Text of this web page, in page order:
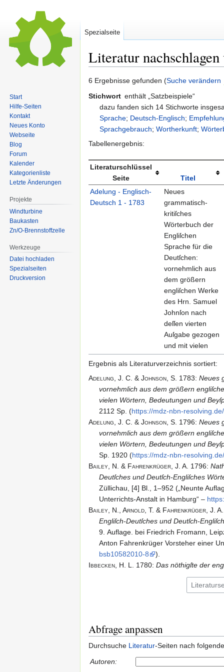
Literatur nachschlagen
Zur
Zur
6 Ergebnisse gefunden (Suche verändern
Stichwort enthält „Satzbeispiele“
dazu fanden sich 14 Stichworte
Sprache; Deutsch-Englisch;
Sprachgebrauch;Wortherkunft;
Tabellenergebnis:
Literaturschlüssel
Seite
Titel
Adelung - Englisch-
Deutsch 1 - 1783
Neues
grammatisch-
kritiſches
Wörterbuch der
Engliſchen
Sprache für die
Deutſchen:
vornehmlich aus
dem größern
engliſchen Werke
des Hrn. Samuel
Johnſon nach
deſſen vierten
Auſgabe gezogen
und mit vielen
Wörtern,
Bedeutungen und
Beyſpielen
vermehrt. von A
bis J
Adelung - Englisch-
Deutsch 2 - 1796
Neues
grammatisch-
kritiſches
Wörterbuch der
Engliſchen
Sprache für die
Deutſchen:
vornehmlich aus
dem größern
engliſchen Werke
des Hrn. Samuel
Johnſon nach
deſſen vierten
und mit vielen
Wörtern,
Bedeutungen und
Bailey et al. -
Deutsch-Englisch -
1797
Nathan Bailey’s
Dictionary
English-German
Ergebnis als Literaturverzeichnis sortiert:
Adelung, J. C. & Johnson, S. 1783: Neues
vornehmlich aus dem größern
vielen Wörtern, Bedeutungen und
2112 Sp. (https:/​/​mdz-nbn-
Adelung, J. C. & Johnson, S. 1796: Neues
vornehmlich aus dem größern
vielen Wörtern, Bedeutungen und
Sp. 1920 (https:/​/​mdz-nbn-
Bailey, N. & Fahrenkrüger, J. A. 1796:
Deutſches und Deutſch-Engliſches
Züllichau, [4] Bl., 1–952 ( „Neunte
Unterrichts-Anstalt in Hamburg“ –
Bailey, N., Arnold, T. & Fahrenkrüger, J. A.
Engliſch-Deutſches und Deutſch-
9. Auflage. bei Friedrich Fromann,
Anton Fahrenkrüger Vorsteher einer
bsb10582010-8
).
Ibbecken, H. L. 1780: Das nöthigſte der
Mannheim, Frankenthal, 32, 176 S. (
Buchhandlung, Leipzig, [3] Bl., 2370
bsb10691054-3
).
Abfrage anpassen
Durchsuche Literatur-Seiten nach
Autoren:
Spezialseite
Start
Hilfe-Seiten
Kontakt
Neues Konto
Webseite
Blog
Forum
Kalender
Kategorienliste
Letzte Änderungen
Projekte
Windturbine
Baukasten
Zn/O-Brennstoffzelle
Werkzeuge
Datei hochladen
Spezialseiten
Druckversion